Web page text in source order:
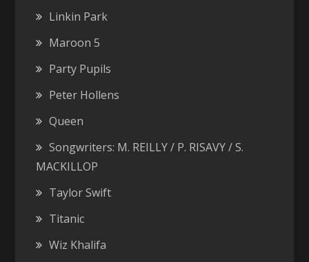
Linkin Park
Maroon 5
Party Pupils
Peter Hollens
Queen
Songwriters: M. REILLY / P. RISAVY / S.
MACKILLOP
Taylor Swift
Titanic
Wiz Khalifa